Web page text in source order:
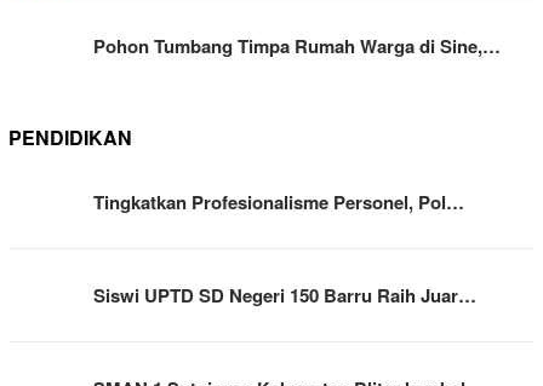
Pohon Tumbang Timpa Rumah Warga di Sine,…
PENDIDIKAN
Tingkatkan Profesionalisme Personel, Pol…
Siswi UPTD SD Negeri 150 Barru Raih Juar…